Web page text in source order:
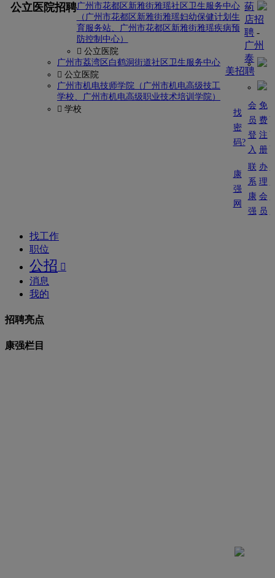
公立医院招聘广州市花都区新雅街雅瑶社区卫生服务中心
（广州市花都区新雅街雅瑶妇幼保健计划生
育服务站、广州市花都区新雅街雅瑶疾病预
防控制中心）
 公立医院
广州市荔湾区白鹤洞街道社区卫生服务中心
 公立医院
广州市机电技师学院（广州市机电高级技工
学校、广州市机电高级职业技术培训学院）
 学校
药
店招
聘 -
广州
泰
美招聘
找
密
码?
会
员
登
入
免
费
注
册
康
强
网
联
系
康
强
办
理
会
员
找工作
职位
公招 
消息
我的
招聘亮点
康强栏目